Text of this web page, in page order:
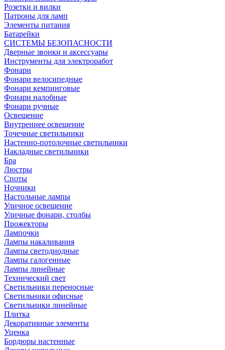
Розетки и вилки
Патроны для ламп
Элементы питания
Батарейки
СИСТЕМЫ БЕЗОПАСНОСТИ
Дверные звонки и аксессуары
Инструменты для электроработ
Фонари
Фонари велосипедные
Фонари кемпинговые
Фонари налобные
Фонари ручные
Освещение
Внутреннее освещение
Точечные светильники
Настенно-потолочные светильники
Накладные светильники
Бра
Люстры
Споты
Ночники
Настольные лампы
Уличное освещение
Уличные фонари, столбы
Прожекторы
Лампочки
Лампы накаливания
Лампы светодиодные
Лампы галогенные
Лампы линейные
Технический свет
Светильники переносные
Светильники офисные
Светильники линейные
Плитка
Декоративные элементы
Уценка
Бордюры настенные